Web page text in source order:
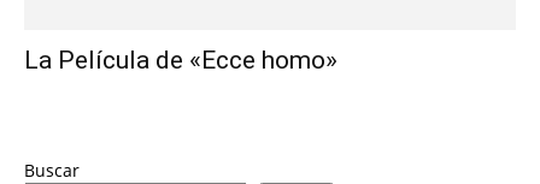
La Película de «Ecce homo»
Buscar